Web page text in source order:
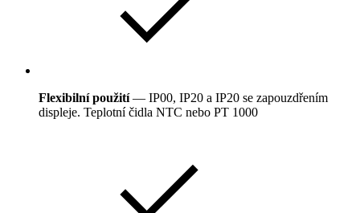
Flexibilní použití— IP00, IP20 a IP20 se zapouzdřením
displeje. Teplotní čidla NTC nebo PT 1000